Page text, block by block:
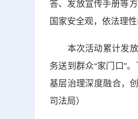
答、发放宣传手册等
国家安全观，依法理性
本次活动累计发放
务送到群众“家门口”
基层治理深度融合，
司法局）